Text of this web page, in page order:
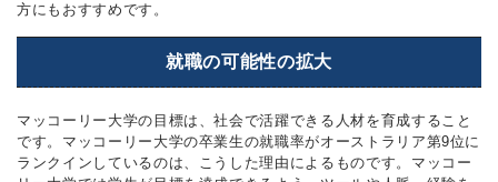
方にもおすすめです。
就職の可能性の拡大
マッコーリー大学の目標は、社会で活躍できる人材を育成すること
です。マッコーリー大学の卒業生の就職率がオーストラリア第9位に
ランクインしているのは、こうした理由によるものです。マッコー